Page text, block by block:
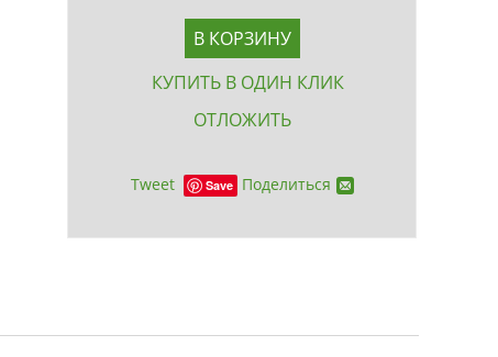
В КОРЗИНУ
КУПИТЬ В ОДИН КЛИК
ОТЛОЖИТЬ
Tweet Save Поделиться